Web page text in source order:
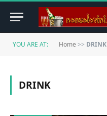
YOU ARE AT: Home >> DRINK
DRINK